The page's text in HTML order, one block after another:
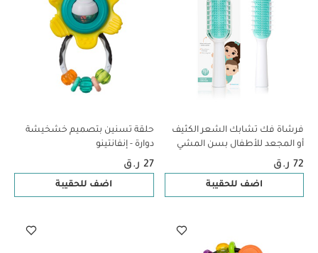
فرشاة فك تشابك الشعر الكثيف
أو المجعد للأطفال بسن المشي
من فريدا
72 ر.ق
اضف للحقيبة
حلقة تسنين بتصميم خشخيشة
دوارة - إنفانتينو
27 ر.ق
اضف للحقيبة